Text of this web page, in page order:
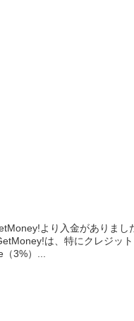
より入金がありま
は、特にクレジッ
3%）...